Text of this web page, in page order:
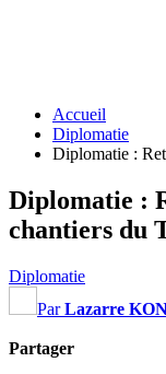
Accueil
Diplomatie
Diplomatie :
Diplomatie :
chantiers du
Diplomatie
ParLazarre
Partager